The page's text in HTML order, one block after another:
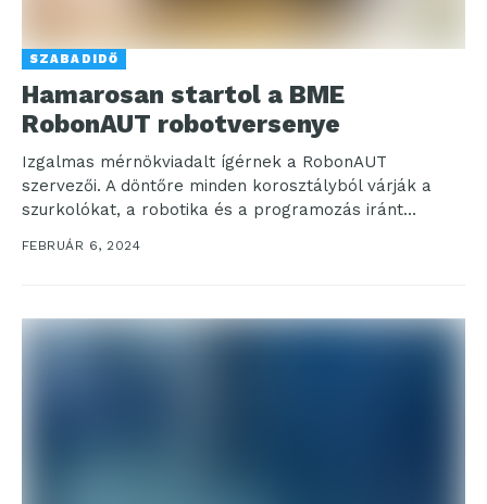
SZABADIDŐ
Hamarosan startol a BME
RobonAUT robotversenye
Izgalmas mérnökviadalt ígérnek a RobonAUT
szervezői. A döntőre minden korosztályból várják a
szurkolókat, a robotika és a programozás iránt
érdeklődőket. 2024. február 10-én...
FEBRUÁR 6, 2024